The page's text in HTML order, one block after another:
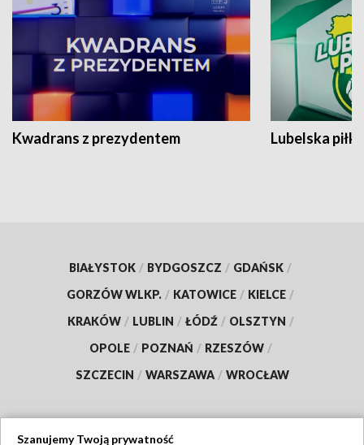
Kwadrans z prezydentem Lubelska piłka
BIAŁYSTOK / BYDGOSZCZ / GDAŃSK /
GORZÓW WLKP. / KATOWICE / KIELCE /
KRAKÓW / LUBLIN / ŁÓDŹ / OLSZTYN /
OPOLE / POZNAŃ / RZESZÓW /
SZCZECIN / WARSZAWA / WROCŁAW
Szanujemy Twoją prywatność